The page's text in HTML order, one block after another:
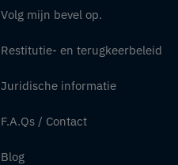
Volg mijn bevel op.
Restitutie- en terugkeerbeleid
Juridische informatie
F.A.Qs / Contact
Blog